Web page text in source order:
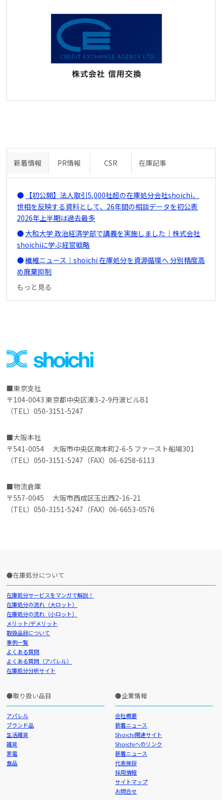
新着情報 PR情報 CSR 在庫記事
【初公開】法人取引5,000社超の在庫処分会社shoichi、
世相を反映する資料として、26年間の相談データを初公表
2026年上半期は過去最多
大和大学 政治経済学部で講義を実施しました｜株式会社
shoichiに学ぶ経営戦略
繊維ニュース｜shoichi 在庫処分を資源循環へ 分別精度高
め廃棄抑制
もっと見る
東京支社
〒104-0043 東京都中央区湊3-2-9丹波ビルB1
（TEL）050-3151-5247
大阪本社
〒541-0054 大阪市中央区南本町2-6-5 ファースト船場301
（TEL）050-3151-5247（FAX）06-6258-6113
物流倉庫
〒557-0045 大阪市西成区玉出西2-16-21
（TEL）050-3151-5247（FAX）06-6653-0576
在庫処分について
在庫処分サービスをマンガで解説！
在庫処分の流れ（大ロット）
在庫処分の流れ（小ロット）
メリット/デメリット
取扱品目について
事例一覧
よくある質問
よくある質問（アパレル）
在庫処分分析サイト
取り扱い品目
アパレル
ブランド品
生活雑貨
雑貨
家電
食品
企業情報
会社概要
新着ニュース
Shoichi関連サイト
Shoichiへのリンク
新着ニュース
代表挨拶
採用情報
サイトマップ
お問合せ